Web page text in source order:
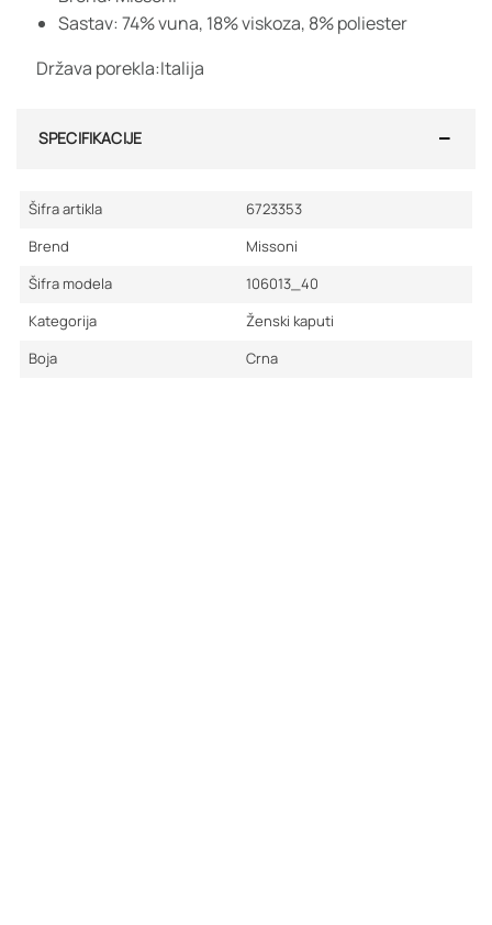
Sastav: 74% vuna, 18% viskoza, 8% poliester
Država porekla:Italija
SPECIFIKACIJE
Šifra artikla
6723353
Brend
Missoni
Šifra modela
106013_40
Kategorija
Ženski kaputi
Boja
Crna